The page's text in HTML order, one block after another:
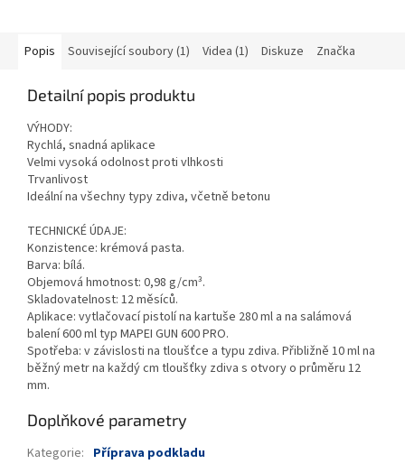
Popis Související soubory (1) Videa (1) Diskuze Značka
Detailní popis produktu
VÝHODY:
Rychlá, snadná aplikace
Velmi vysoká odolnost proti vlhkosti
Trvanlivost
Ideální na všechny typy zdiva, včetně betonu
TECHNICKÉ ÚDAJE:
Konzistence: krémová pasta.
Barva: bílá.
Objemová hmotnost: 0,98 g/cm³.
Skladovatelnost: 12 měsíců.
Aplikace: vytlačovací pistolí na kartuše 280 ml a na salámová
balení 600 ml typ MAPEI GUN 600 PRO.
Spotřeba: v závislosti na tloušťce a typu zdiva. Přibližně 10 ml na
běžný metr na každý cm tloušťky zdiva s otvory o průměru 12
mm.
Doplňkové parametry
Kategorie: Příprava podkladu